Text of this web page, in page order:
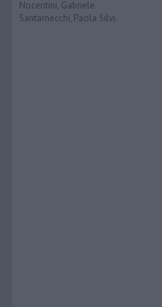
Nocentini, Gabriele
Santarnecchi, Paola Silvi.